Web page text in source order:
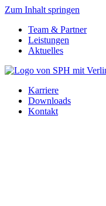
Zum Inhalt springen
Team & Partner
Leistungen
Aktuelles
Karriere
Downloads
Kontakt